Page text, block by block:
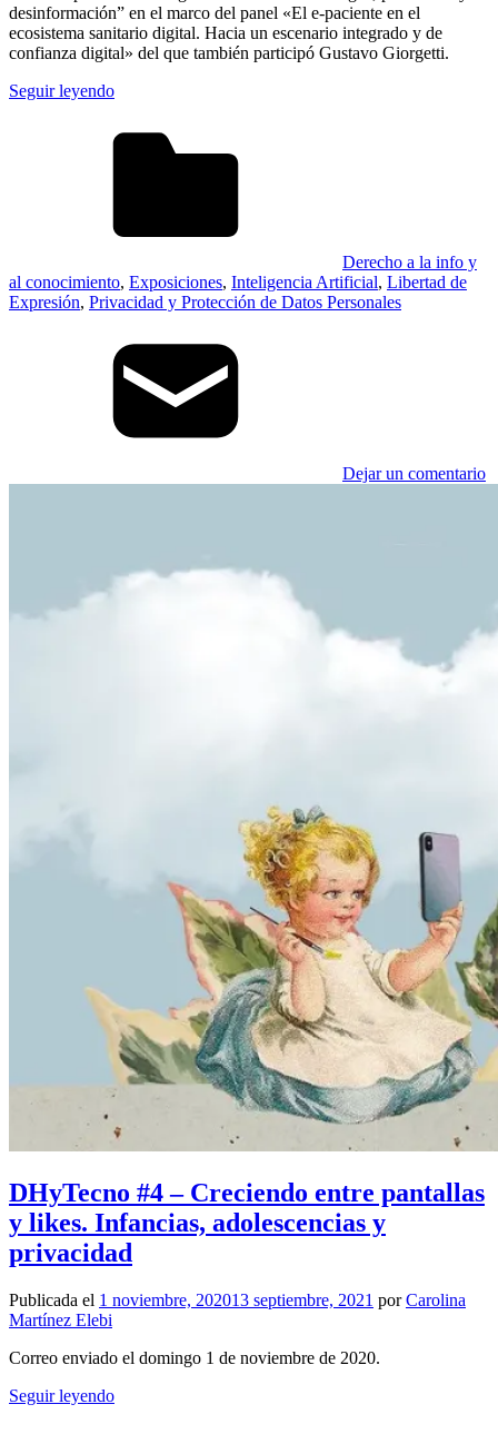
desinformación” en el marco del panel «El e-paciente en el
ecosistema sanitario digital. Hacia un escenario integrado y de
confianza digital» del que también participó Gustavo Giorgetti.
Seguir leyendo
Derecho a la info y
al conocimiento, Exposiciones, Inteligencia Artificial, Libertad de
Expresión, Privacidad y Protección de Datos Personales
Dejar un comentario
DHyTecno #4 – Creciendo entre pantallas
y likes. Infancias, adolescencias y
privacidad
Publicada el 1 noviembre, 202013 septiembre, 2021 porCarolina
Martínez Elebi
Correo enviado el domingo 1 de noviembre de 2020.
Seguir leyendo